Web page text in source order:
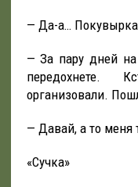
— Да-а…
— За пару дней
передохнете.
организовали.
— Давай, а то меня
«Сучка»